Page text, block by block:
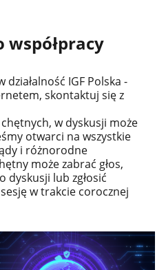
współpracy
działalność IGF Polska -
skontaktuj się z
w dyskusji może
otwarci na wszystkie
i różnorodne
może zabrać głos,
lub zgłosić
w trakcie corocznej